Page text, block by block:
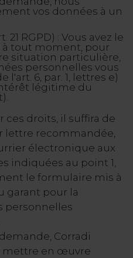
vos données à un
21 RGPD) : Vous avez le
tout moment, pour
situation particulière,
personnelles vous
6, par. 1, lettres e)
légitime du
ces droits, il suffira de
lettre recommandée,
électronique aux
indiquées au point 1,
le formulaire mis à
garant pour la
personnelles
Corradi
mettre en œuvre